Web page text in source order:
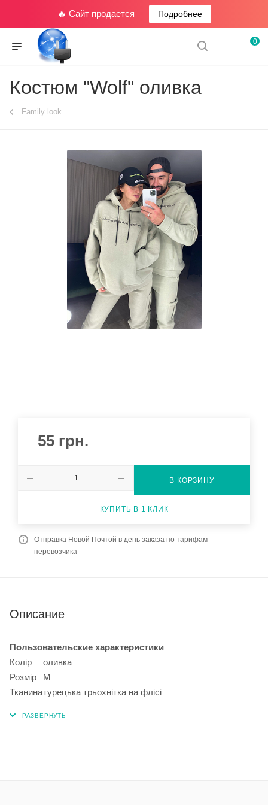
🔥 Сайт продается Подробнее
0
Костюм "Wolf" оливка
Family look
55 грн.
В КОРЗИНУ
КУПИТЬ В 1 КЛИК
Отправка Новой Почтой в день заказа по тарифам
перевозчика
Описание
Пользовательские характеристики
Колір
оливка
Розмір
M
Тканинатурецька трьохнітка на флісі